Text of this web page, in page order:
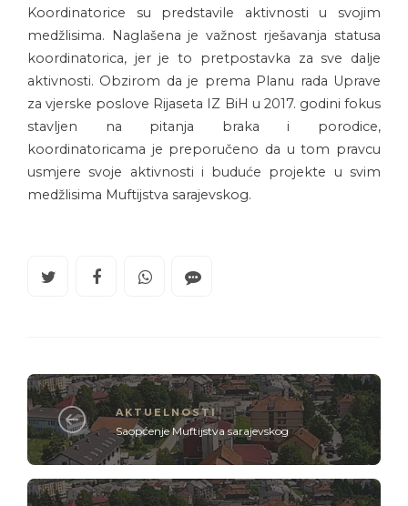
Koordinatorice su predstavile aktivnosti u svojim
medžlisima. Naglašena je važnost rješavanja statusa
koordinatorica, jer je to pretpostavka za sve dalje
aktivnosti. Obzirom da je prema Planu rada Uprave
za vjerske poslove Rijaseta IZ BiH u 2017. godini fokus
stavljen na pitanja braka i porodice,
koordinatoricama je preporučeno da u tom pravcu
usmjere svoje aktivnosti i buduće projekte u svim
medžlisima Muftijstva sarajevskog.
AKTUELNOSTI
Saopćenje Muftijstva sarajevskog